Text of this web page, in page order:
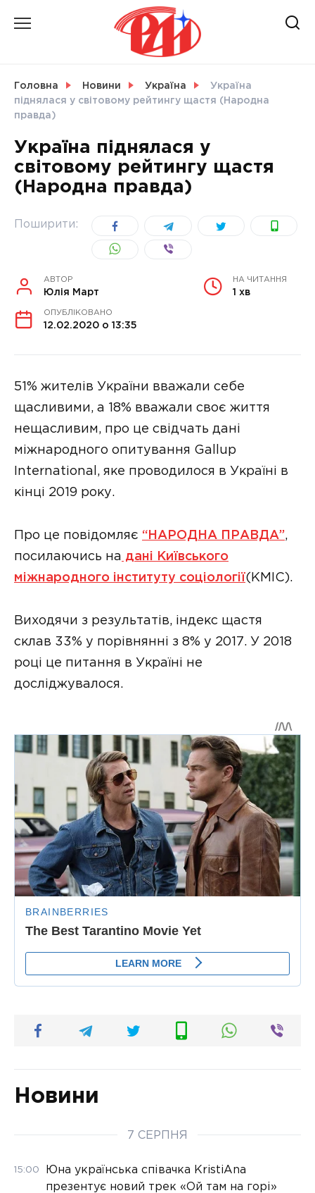
СВІТ
УКРАЇНА
Головна Новини Україна
Україна
піднялася у світовому рейтингу щастя (Народна
правда)
Україна піднялася у
світовому рейтингу щастя
(Народна правда)
Поширити:
АВТОР
Юлія Март
НА ЧИТАННЯ
1 хв
ОПУБЛІКОВАНО
12.02.2020 о 13:35
51% жителів України вважали себе
щасливими, а 18% вважали своє життя
нещасливим, про це свідчать дані
міжнародного опитування Gallup
International, яке проводилося в Україні в
кінці 2019 року.
Про це повідомляє “НАРОДНА ПРАВДА”,
посилаючись на дані Київського
міжнародного інституту соціології(КМІС).
Виходячи з результатів, індекс щастя
склав 33% у порівнянні з 8% у 2017. У 2018
році це питання в Україні не
досліджувалося.
Новини
7 СЕРПНЯ
15:00
Юна українська співачка KristiAna
презентує новий трек «Ой там на горі»